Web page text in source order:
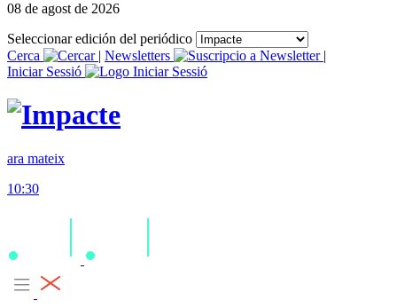
08 de agost de 2026
Seleccionar edición del periódico
Cerca
| Newsletters
|
Iniciar Sessió
ara mateix
10:30